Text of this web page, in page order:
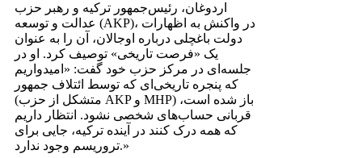
اردوغان، رئیس‌جمهور ترکیه و رهبر حزب
عدالت و توسعه (AKP)، در واکنش به اظهارات
دولت باغچلی درباره اوجالان، آن را به عنوان
یک «فرصت تاریخی» توصیف کرد. او در
جلسه‌ای در مرکز حزب خود گفت: «امیدواریم
که پنجره تاریخی‌ای که توسط ائتلاف جمهور
(متشکل از حزب AKP و MHP) باز شده است،
قربانی حساب‌های شخصی نشود. انتظار داریم
که همه درک کنند در آینده ترکیه، جایی برای
تروریسم وجود ندارد.»